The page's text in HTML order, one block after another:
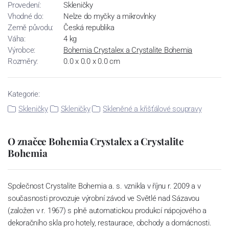
Provedení:
Skleničky
Vhodné do:
Nelze do myčky a mikrovlnky
Země původu:
Česká republika
Váha:
4 kg
Výrobce:
Bohemia Crystalex a Crystalite Bohemia
Rozměry:
0.0 x 0.0 x 0.0 cm
Kategorie:
Skleničky
Skleničky Skleněné a křišťálové soupravy
O značce Bohemia Crystalex a Crystalite
Bohemia
Společnost Crystalite Bohemia a. s. vznikla v říjnu r. 2009 a v
současnosti provozuje výrobní závod ve Světlé nad Sázavou
(založen v r. 1967) s plně automatickou produkcí nápojového a
dekoračního skla pro hotely, restaurace, obchody a domácnosti.